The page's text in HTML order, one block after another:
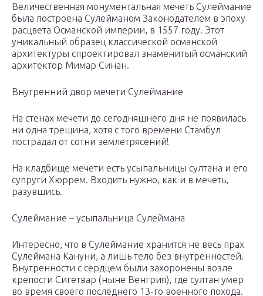
Величественная монументальная мечеть Сулеймание
была построена Сулейманом Законодателем в эпоху
расцвета Османской империи, в 1557 году. Этот
уникальный образец классической османской
архитектуры спроектировал знаменитый османский
архитектор Мимар Синан.
Внутренний двор мечети Сулеймание
На стенах мечети до сегодняшнего дня не появилась
ни одна трещина, хотя с того времени Стамбул
пострадал от сотни землетрясений!
На кладбище мечети есть усыпальницы султана и его
супруги Хюррем. Входить нужно, как и в мечеть,
разувшись.
Сулеймание – усыпальница Сулеймана
Интересно, что в Сулеймание хранится не весь прах
Сулеймана Кануни, а лишь тело без внутренностей.
Внутренности с сердцем были захоронены возле
крепости Сигетвар (ныне Венгрия), где султан умер
во время своего последнего 13-го военного похода.